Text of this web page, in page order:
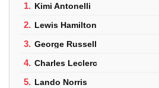
1. Kimi Antonelli
2. Lewis Hamilton
3. George Russell
4. Charles Leclerc
5. Lando Norris